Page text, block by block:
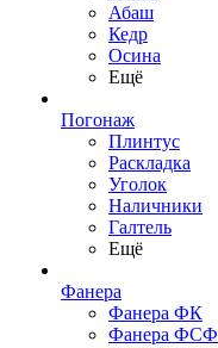
Абаш
Кедр
Осина
Ещё
Погонаж
Плинтус
Раскладка
Уголок
Наличники
Галтель
Ещё
Фанера
Фанера ФК
Фанера ФСФ